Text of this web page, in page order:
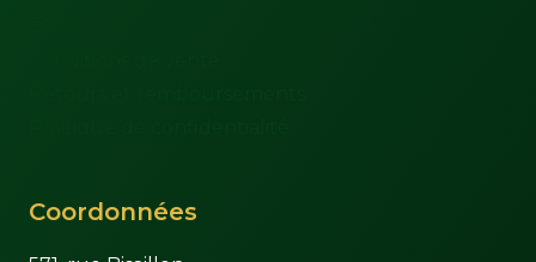
Coordonnées